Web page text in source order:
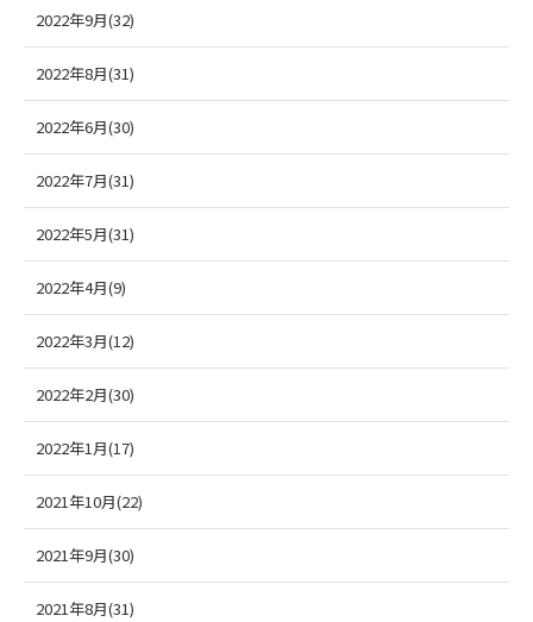
2022年9月(32)
2022年8月(31)
2022年6月(30)
2022年7月(31)
2022年5月(31)
2022年4月(9)
2022年3月(12)
2022年2月(30)
2022年1月(17)
2021年10月(22)
2021年9月(30)
2021年8月(31)